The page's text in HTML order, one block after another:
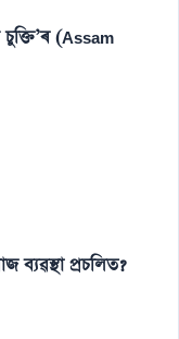
(Assam
ব্যৱস্থা প্ৰচলিত?